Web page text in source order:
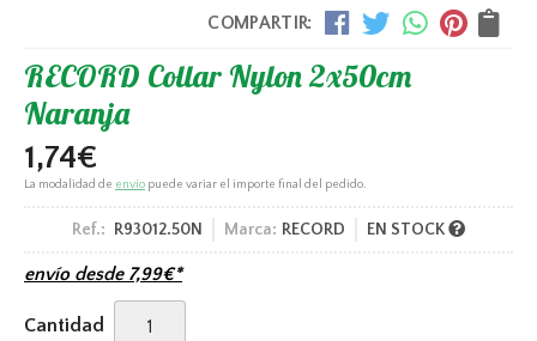
COMPARTIR:
RECORD Collar Nylon 2x50cm
Naranja
1,74€
La modalidad de envío puede variar el importe final del pedido.
Ref.: R93012.50N Marca: RECORD EN STOCK
envío desde 7,99€*
Cantidad